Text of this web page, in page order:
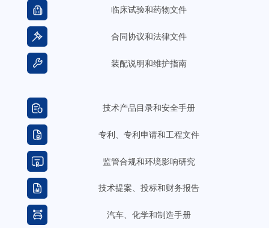
临床试验和药物文件
合同协议和法律文件
装配说明和维护指南
技术产品目录和安全手册
专利、专利申请和工程文件
监管合规和环境影响研究
技术提案、投标和财务报告
汽车、化学和制造手册